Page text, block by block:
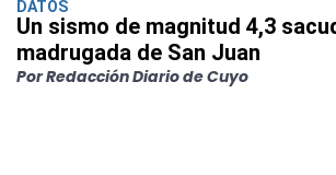
DATOS
Un sismo de magnitud 4,3
madrugada de San Juan
Por Redacción Diario de Cuyo